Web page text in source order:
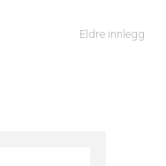
Eldre innlegg